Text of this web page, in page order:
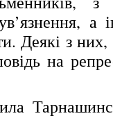
а
Деякі з
на